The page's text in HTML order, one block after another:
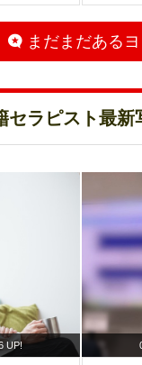
まだまだあるヨ
セラピスト最新
UP!